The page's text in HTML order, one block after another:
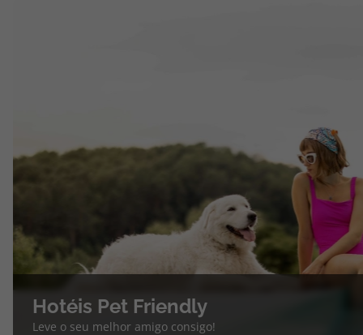
Hotéis Pet Friendly
Leve o seu melhor amigo consigo!